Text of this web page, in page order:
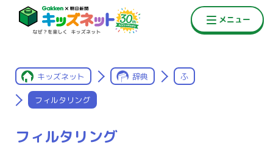
キッズネット 辞典 ふ
フィルタリング
フィルタリング